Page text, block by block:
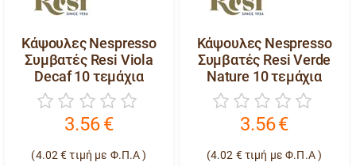
Κάψουλες Nespresso
Συμβατές Resi Viola
Decaf 10 τεμάχια
3.56€
(4.02 €τιμή με Φ.Π.Α )
Κάψουλες Nespresso
Συμβατές Resi Verde
Nature 10 τεμάχια
3.56€
(4.02 €τιμή με Φ.Π.Α )